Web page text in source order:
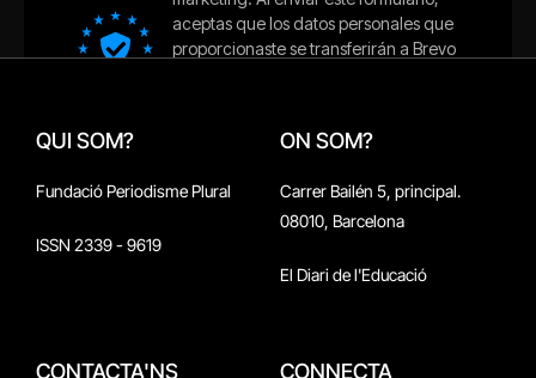
QUI SOM?
Fundació Periodisme Plural
ISSN 2339 - 9619
ON SOM?
Carrer Bailén 5, principal.
08010, Barcelona
El Diari de l'Educació
CONTACTA'NS CONNECTA